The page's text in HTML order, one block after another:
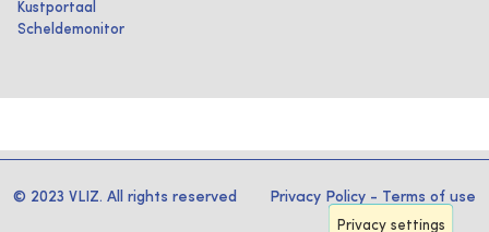
Kustportaal
Scheldemonitor
© 2023 VLIZ. All rights reserved Privacy Policy - Terms of use
Privacy settings